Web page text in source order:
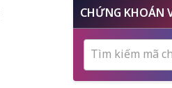
CHỨNG KHOÁN
Tìm kiếm mã